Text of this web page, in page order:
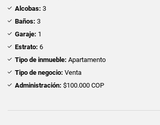
Alcobas: 3
Baños: 3
Garaje: 1
Estrato: 6
Tipo de inmueble: Apartamento
Tipo de negocio: Venta
Administración: $100.000 COP